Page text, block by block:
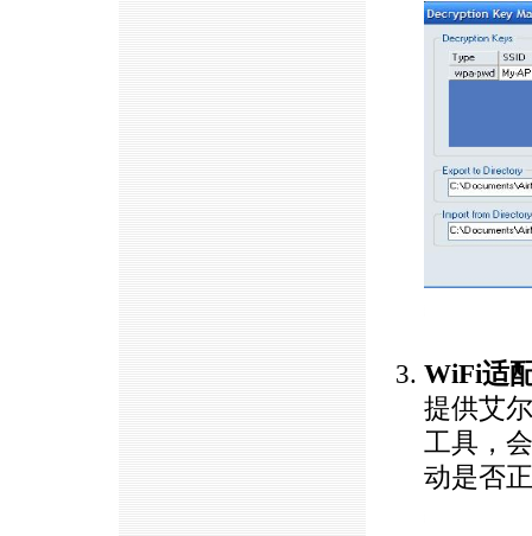
WiFi适
提供艾
工具，
动是否